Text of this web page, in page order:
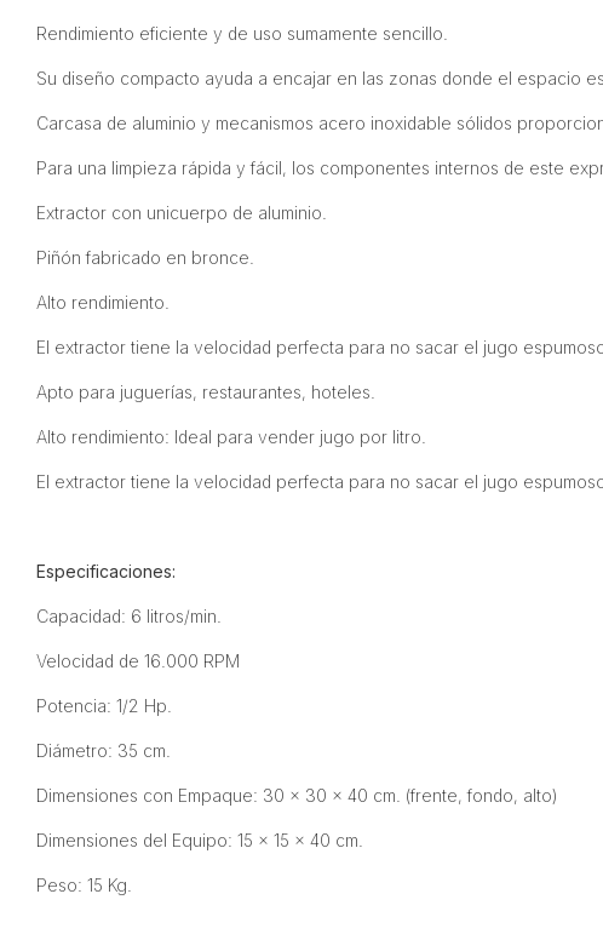
Rendimiento eficiente y de uso sumamente sencillo.
Su diseño compacto ayuda a encajar en las zonas donde el espacio
Carcasa de aluminio y mecanismos acero inoxidable sólidos
Para una limpieza rápida y fácil, los componentes internos de este
Extractor con unicuerpo de aluminio.
Piñón fabricado en bronce.
Alto rendimiento.
El extractor tiene la velocidad perfecta para no sacar el jugo
Apto para juguerías, restaurantes, hoteles.
Alto rendimiento: Ideal para vender jugo por litro.
El extractor tiene la velocidad perfecta para no sacar el jugo
Especificaciones:
Capacidad: 6 litros/min.
Velocidad de 16.000 RPM
Potencia: 1/2 Hp.
Diámetro: 35 cm.
Dimensiones con Empaque: 30 x 30 x 40 cm. (frente, fondo, alto)
Dimensiones del Equipo: 15 x 15 x 40 cm.
Peso: 15 Kg.